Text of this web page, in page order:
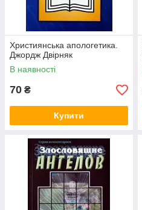
Християнська апологетика.
Джордж Двірняк
В наявності
70 ₴
Купити